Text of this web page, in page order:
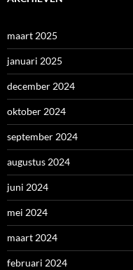
maart 2025
januari 2025
december 2024
oktober 2024
september 2024
augustus 2024
juni 2024
mei 2024
maart 2024
februari 2024